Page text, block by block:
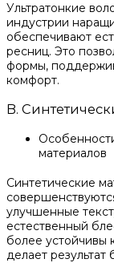
Ультратонкие
индустрии
обеспечивают
ресниц. Это
формы,
комфорт.
B.
материалов
Синтетические
улучшенные
естественный
более устойчивы
делает